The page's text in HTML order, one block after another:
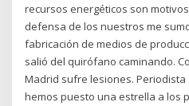
recursos energéticos son
defensa de los nuestros me
fabricación de medios de
salió del quirófano caminando.
Madrid sufre lesiones.
hemos puesto una estrella a los